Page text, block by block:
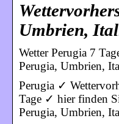
Umbrien,
Wetter Perugia 7
Perugia, Umbrien,
Perugia ✓
Tage ✓ hier finden
Perugia, Umbrien,